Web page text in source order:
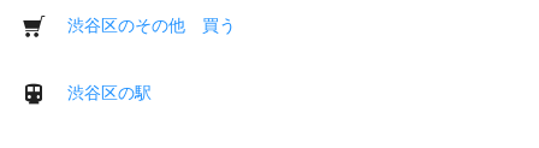
渋谷区のその他 買う
渋谷区の駅